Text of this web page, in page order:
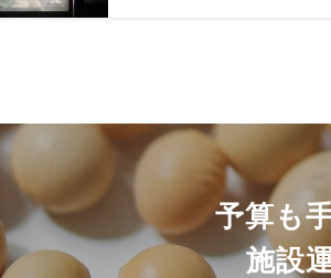
予算も
施設